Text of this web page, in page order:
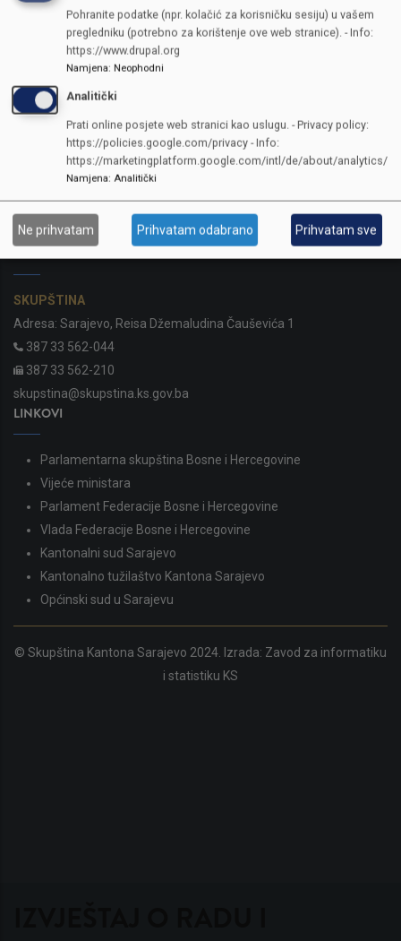
KONTAKTI
SKUPŠTINA
Adresa: Sarajevo, Reisa Džemaludina Čauševića 1
387 33 562-044
387 33 562-210
skupstina@skupstina.ks.gov.ba
LINKOVI
Parlamentarna skupština Bosne i Hercegovine
Vijeće ministara
Parlament Federacije Bosne i Hercegovine
Vlada Federacije Bosne i Hercegovine
Kantonalni sud Sarajevo
Kantonalno tužilaštvo Kantona Sarajevo
Općinski sud u Sarajevu
© Skupština Kantona Sarajevo 2024. Izrada: Zavod za informatiku
i statistiku KS
Pohranite podatke (npr. kolačić za korisničku sesiju) u vašem
pregledniku (potrebno za korištenje ove web stranice). - Info:
https://www.drupal.org
Namjena: Neophodni
Analitički
Prati online posjete web stranici kao uslugu. - Privacy policy:
https://policies.google.com/privacy - Info:
https://marketingplatform.google.com/intl/de/about/analytics/
Namjena: Analitički
Ne prihvatam Prihvatam odabrano Prihvatam sve